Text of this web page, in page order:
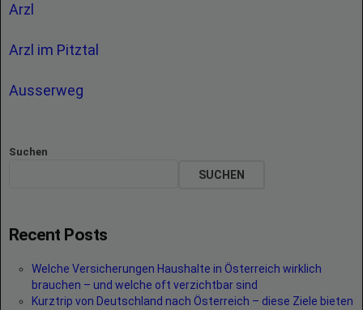
Arzl
Arzl im Pitztal
Ausserweg
Suchen
SUCHEN
Recent Posts
Welche Versicherungen Haushalte in Österreich wirklich
brauchen – und welche oft verzichtbar sind
Kurztrip von Deutschland nach Österreich – diese Ziele bieten